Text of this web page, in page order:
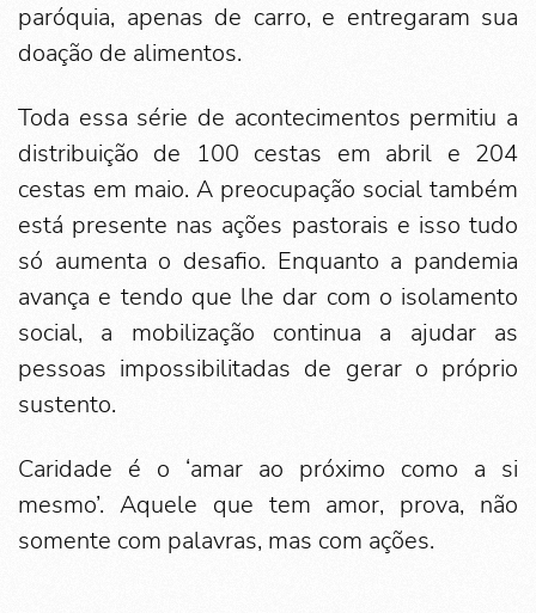
paróquia, apenas de carro, e entregaram sua
doação de alimentos.
Toda essa série de acontecimentos permitiu a
distribuição de 100 cestas em abril e 204
cestas em maio. A preocupação social também
está presente nas ações pastorais e isso tudo
só aumenta o desafio. Enquanto a pandemia
avança e tendo que lhe dar com o isolamento
social, a mobilização continua a ajudar as
pessoas impossibilitadas de gerar o próprio
sustento.
Caridade é o ‘amar ao próximo como a si
mesmo’. Aquele que tem amor, prova, não
somente com palavras, mas com ações.